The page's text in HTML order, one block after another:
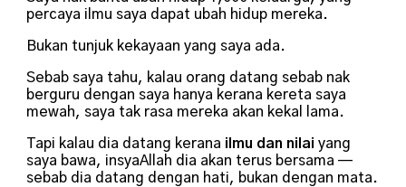
percaya ilmu saya dapat ubah hidup mereka.
Bukan tunjuk kekayaan yang saya ada.
Sebab saya tahu, kalau orang datang sebab nak
berguru dengan saya hanya kerana kereta saya
mewah, saya tak rasa mereka akan kekal lama.
Tapi kalau dia datang kerana ilmu dan nilai yang
saya bawa, insyaAllah dia akan terus bersama —
sebab dia datang dengan hati, bukan dengan mata.